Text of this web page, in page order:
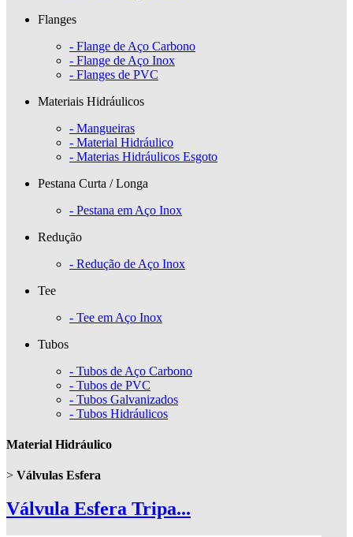
Flanges
- Flange de Aço Carbono
- Flange de Aço Inox
- Flanges de PVC
Materiais Hidráulicos
- Mangueiras
- Material Hidráulico
- Materias Hidráulicos Esgoto
Pestana Curta / Longa
- Pestana em Aço Inox
Redução
- Redução de Aço Inox
Tee
- Tee em Aço Inox
Tubos
- Tubos de Aço Carbono
- Tubos de PVC
- Tubos Galvanizados
- Tubos Hidráulicos
Material Hidráulico
> Válvulas Esfera
Válvula Esfera Tripa...